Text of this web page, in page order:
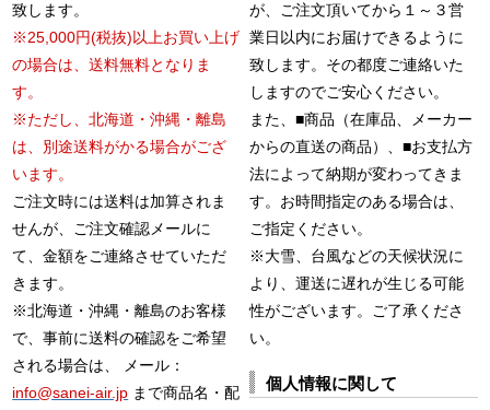
致します。
※25,000円(税抜)以上お買い上げ
の場合は、送料無料となりま
す。
※ただし、北海道・沖縄・離島
は、別途送料がかる場合がござ
います。
ご注文時には送料は加算されま
せんが、ご注文確認メールに
て、金額をご連絡させていただ
きます。
※北海道・沖縄・離島のお客様
で、事前に送料の確認をご希望
される場合は、 メール：
info@sanei-air.jp まで商品名・配
が、ご注文頂いてから１～３営
業日以内にお届けできるように
致します。その都度ご連絡いた
しますのでご安心ください。
また、■商品（在庫品、メーカー
からの直送の商品）、■お支払方
法によって納期が変わってきま
す。お時間指定のある場合は、
ご指定ください。
※大雪、台風などの天候状況に
より、運送に遅れが生じる可能
性がございます。ご了承くださ
い。
個人情報に関して